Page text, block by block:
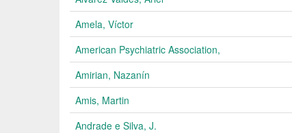
Amela, Víctor
American Psychiatric Association,
Amirian, Nazanín
Amis, Martin
Andrade e Silva, J.